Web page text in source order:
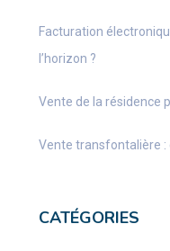
Facturation
l’horizon ?
Vente de la résidence
Vente transfontalière :
CATÉGORIES